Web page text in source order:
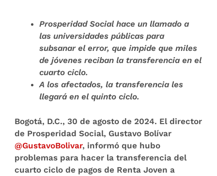
Prosperidad Social hace un llamado a
las universidades públicas para
subsanar el error, que impide que miles
de jóvenes reciban la transferencia en el
cuarto ciclo.
A los afectados, la transferencia les
llegará en el quinto ciclo.
Bogotá, D.C., 30 de agosto de 2024. El director
de Prosperidad Social, Gustavo Bolívar
@GustavoBolivar, informó que hubo
problemas para hacer la transferencia del
cuarto ciclo de pagos de Renta Joven a